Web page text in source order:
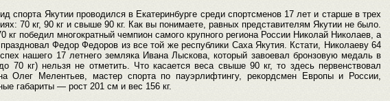
спорта Якутии проводился в Екатеринбурге среди спортсменов 17 лет и старше в трех
70 кг, 90 кг и свыше 90 кг. Как вы понимаете, равных представителям Якутии не было.
кг победил многократный чемпион самого крупного региона России Николай Николаев, а
Федор Федоров из все той же республики Саха Якутия. Кстати, Николаеву 64
нашего 17 летнего земляка Ивана Лыскова, который завоевал бронзовую медаль в
70 кг) нельзя не отметить. Что касается веса свыше 90 кг, то здесь первенствовал
Олег Мелентьев, мастер спорта по пауэрлифтингу, рекордсмен Европы и России,
габариты — рост 201 см и вес 156 кг.